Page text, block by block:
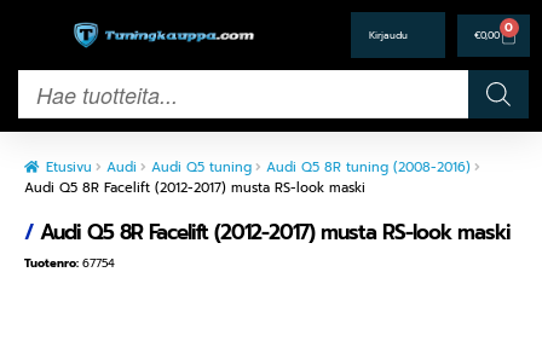
€0,00 0
Etusivu Audi Audi Q5 tuning
Audi Q5 8R tuning (2008-2016)
Audi Q5 8R Facelift (2012-2017) musta RS-look maski
/Audi Q5 8R Facelift (2012-2017) musta RS-look maski
Tuotenro: 67754